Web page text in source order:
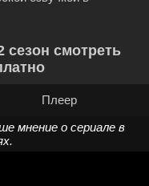
сезон смотреть
Плеер
мнение о сериале в